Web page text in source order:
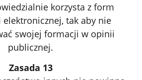
korzysta z form
tak aby nie
swojej formacji w opinii
publicznej.
Zasada 13